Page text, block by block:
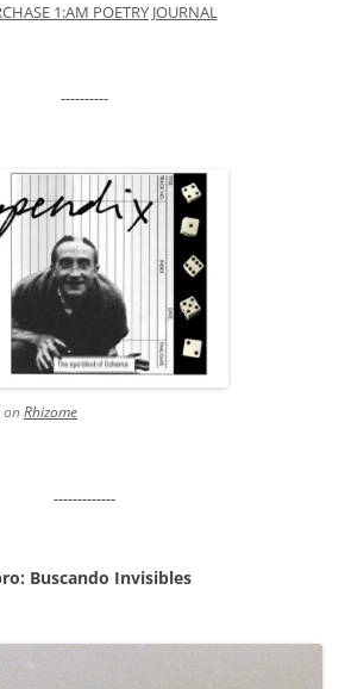
1:AM POETRY JOURNAL
----------
onRhizome
-------------
Buscando Invisibles